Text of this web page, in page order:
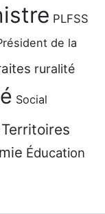
PLFSS
de la
ruralité
Social
Territoires
Éducation